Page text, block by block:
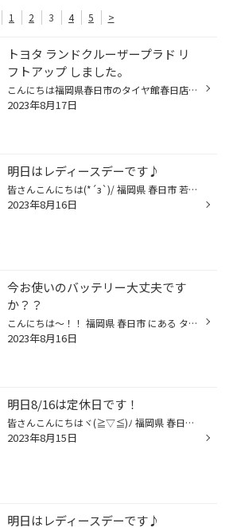
1 2 3 4 5 >
トヨタ ランドクルーザープラド リ
フトアップ しました。
こんにちは福岡県春日市のタイヤ館春日店です。 まだまだ暑い日が続きますが体調を崩さないように 頑張っていきましょう！ 今日はトヨタ プラドの車高を上げます！ ノーマル車高では少し物足りないですね トヨタ ハイラックスも同様にフロントが下がり気味なので少し前を上げて 水平にしたいとご相...
2023年8月17日
明日はレディースデーです♪
皆さんこんにちは(*´з`)/ 福岡県 春日市 若葉台東 にあるタイヤ館春日店です♪ タイヤ館春日店のHPをご覧いただき、 誠にありがとうございます(｡-_-｡) 明日はレディースデーとなっております(´艸｀*)♪ オイル・バッテリー・ワイパーなど、 メンテナンス用品が10％OFFとなります(*´з`)/ また、お買い...
2023年8月16日
今お使いのバッテリー大丈夫です
か？？
こんにちは～！！ 福岡県 春日市 にある タイヤ屋さん タイヤ館 春日店のWEBを ご覧頂き誠にありがとうございます₍₍ ( ๑॔˃̶◡ ˂̶๑॓)◞♡ 皆様☆定期的にバッテリー交換してますか？？ ２年以上交換していなければ、１度点検だけでもしておきましょう(*^-^*) 最近のバッテリーは性能がよくなっている分 ...
2023年8月16日
明日8/16は定休日です！
皆さんこんにちはヾ(≧▽≦)ﾉ 福岡県 春日市 若葉台東 にあるタイヤ館春日店です。 タイヤ館春日店のHPをご覧いただき 誠にありがとうございます！ 16日(水)は定休日となっております。 ご迷惑をおかけいたしますが、 ご来店の際はご注意くださいませm(_ _)m
2023年8月15日
明日はレディースデーです♪